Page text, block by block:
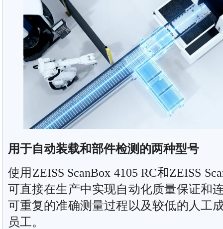
用于自动装载和部件检测的两种型号
使用ZEISS ScanBox 4105 RC和ZEISS
可直接在生产中实现自动化质量保证和
可重复的准确测量过程以及较低的人工
员工。